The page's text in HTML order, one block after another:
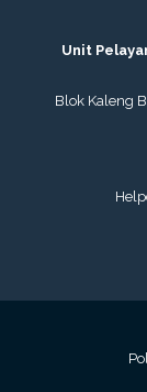
Unit
Blok Kaleng